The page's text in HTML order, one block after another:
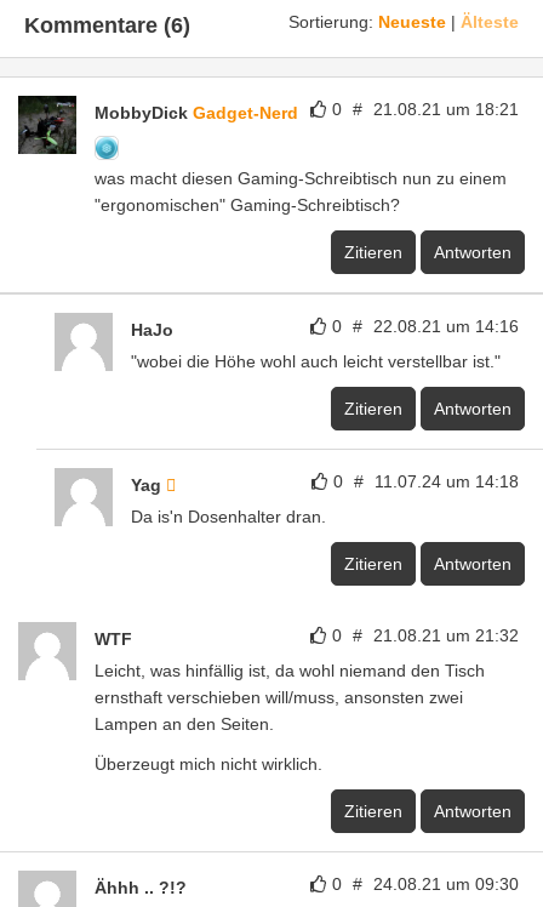
Sortierung: Neueste | Älteste
Kommentare (6)
0 # 21.08.21 um 18:21
MobbyDick Gadget-Nerd
was macht diesen Gaming-Schreibtisch nun zu einem
"ergonomischen" Gaming-Schreibtisch?
Zitieren Antworten
0 # 22.08.21 um 14:16
HaJo
"wobei die Höhe wohl auch leicht verstellbar ist."
Zitieren Antworten
0 # 11.07.24 um 14:18
Yag
Da is'n Dosenhalter dran.
Zitieren Antworten
0 # 21.08.21 um 21:32
WTF
Leicht, was hinfällig ist, da wohl niemand den Tisch
ernsthaft verschieben will/muss, ansonsten zwei
Lampen an den Seiten.
Überzeugt mich nicht wirklich.
Zitieren Antworten
0 # 24.08.21 um 09:30
Ähhh .. ?!?